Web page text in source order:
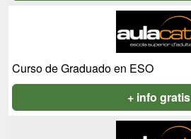
Curso de Graduado en ESO
+ info gratis